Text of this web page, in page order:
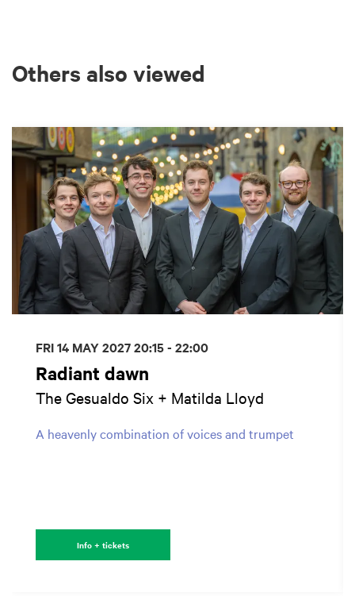
Others also viewed
Radiant dawn
The Gesualdo Six + Matilda Lloyd
A heavenly combination of voices and trumpet
FRI 14 MAY 202720:15 - 22:00
Info + tickets